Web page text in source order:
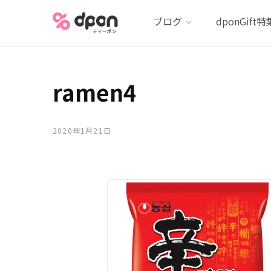
ブログ dponGift特
ramen4
2020年1月21日